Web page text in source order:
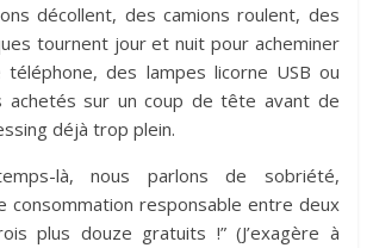
décollent, des camions roulent, des
tournent jour et nuit pour acheminer
des lampes licorne USB ou
achetés sur un coup de tête avant de
déjà trop plein.
là, nous parlons de sobriété,
consommation responsable entre deux
plus douze gratuits !” (J’exagère à